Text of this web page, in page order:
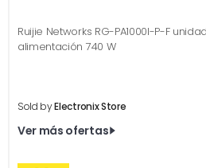
Ruijie Networks RG-PA1000I-P-F
alimentación 740 W
Sold byElectronix Store
Ver más ofertas